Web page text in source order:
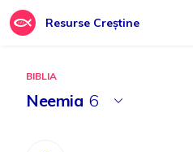
Resurse Creștine
BIBLIA
Neemia 6